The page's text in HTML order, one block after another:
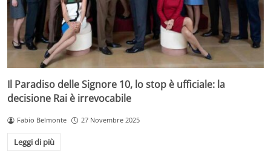
Il Paradiso delle Signore 10, lo stop è ufficiale: la
decisione Rai è irrevocabile
Fabio Belmonte 27 Novembre 2025
Leggi di più